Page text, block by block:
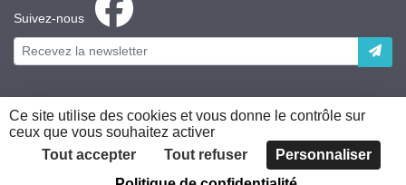
Suivez-nous
Plateforme développée en France par
Ce site utilise des cookies et vous donne le contrôle sur
ceux que vous souhaitez activer
Tout accepter
Tout refuser
Personnaliser